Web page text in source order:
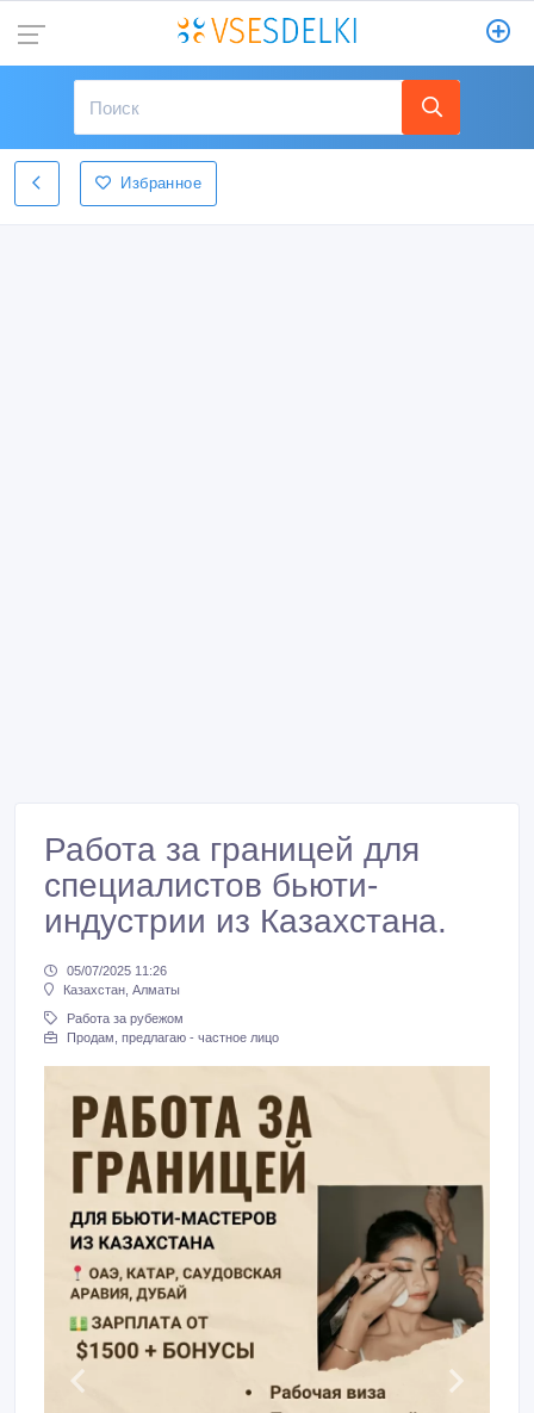
Избранное
Работа за границей для
специалистов бьюти-
индустрии из Казахстана.
05/07/2025 11:26
Казахстан, Алматы
Работа за рубежом
Продам, предлагаю - частное лицо